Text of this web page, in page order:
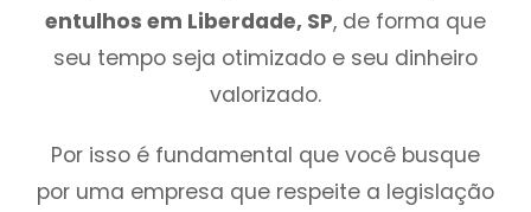
entulhos em Liberdade, SP, de forma que
seu tempo seja otimizado e seu dinheiro
valorizado.
Por isso é fundamental que você busque
por uma empresa que respeite a legislação